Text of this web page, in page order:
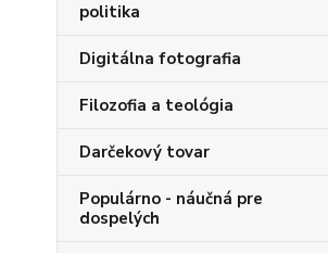
politika
Digitálna fotografia
Filozofia a teológia
Darčekový tovar
Populárno - náučná pre
dospelých